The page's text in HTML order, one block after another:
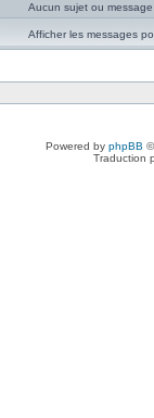
Aucun sujet ou
Afficher les messages
Powered by phpBB
Traduction